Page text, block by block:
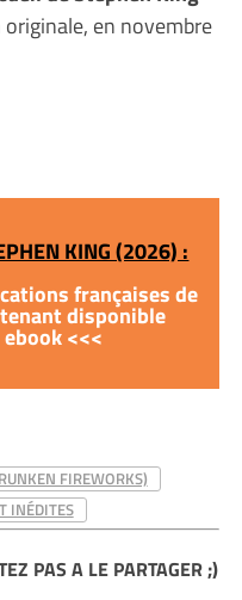
en novembre
KING (2026) :
françaises de
disponible
<<<
FIREWORKS)
INÉDITES
PAS A LE PARTAGER ;)